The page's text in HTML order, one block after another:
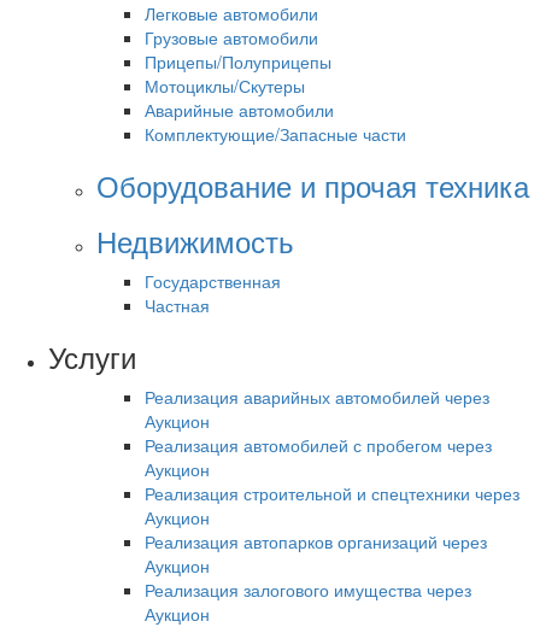
Легковые автомобили
Грузовые автомобили
Прицепы/Полуприцепы
Мотоциклы/Скутеры
Аварийные автомобили
Комплектующие/Запасные части
Оборудование и прочая техника
Недвижимость
Государственная
Частная
Услуги
Реализация аварийных автомобилей через
Аукцион
Реализация автомобилей с пробегом через
Аукцион
Реализация строительной и спецтехники через
Аукцион
Реализация автопарков организаций через
Аукцион
Реализация залогового имущества через
Аукцион